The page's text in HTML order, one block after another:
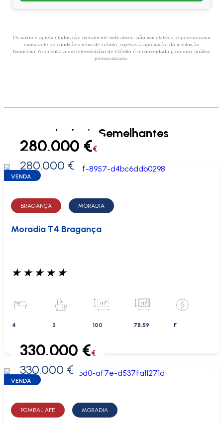
Os valores apresentados são meramente indicativos, não vinculativos, e podem variar
consoante as condições reais de crédito, sujeitas à aprovação da instituição
financeira. A consulta a um Intermediário de Crédito é recomendada para uma análise
personalizada.
Imóveis Semelhantes
0 €
280.000 €€
280.000 €
VENDA
BRAGANÇA MORADIA
Moradia T4 Bragança
★ ★ ★ ★ ★
4 2 100 78.59 F
0 €
330.000 €€
330.000 €
VENDA
POMBAL AFE MORADIA